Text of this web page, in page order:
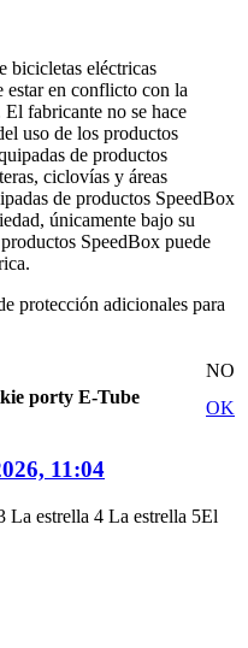
bicicletas eléctricas
estar en conflicto con la
fabricante no se hace
uso de los productos
de productos
ciclovías y áreas
de productos SpeedBox
únicamente bajo su
SpeedBox puede
protección adicionales para
NO
porty E-Tube
OK
11:04
La estrella 4 La estrella 5El